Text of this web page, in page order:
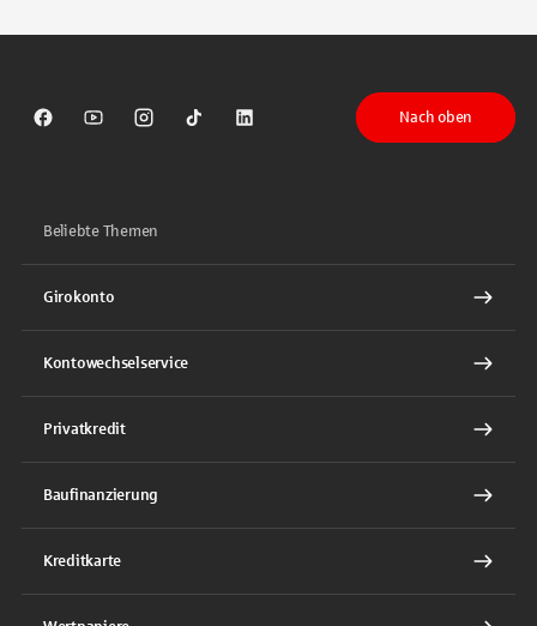
Sparkasse auf Facebook
Sparkasse auf Youtube
Sparkasse auf Instagram
Sparkasse auf TikTok
Sparkasse auf LinkedIn
Nach oben
Beliebte Themen
Girokonto
Kontowechselservice
Privatkredit
Baufinanzierung
Kreditkarte